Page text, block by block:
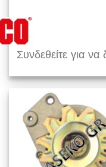
Συνδεθείτε για να